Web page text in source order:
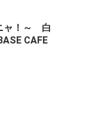
ャ！～ 白
CAFE